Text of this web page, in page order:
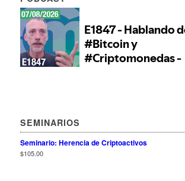
SEMINARIOS
Seminario: Herencia de Criptoactivos
$105.00